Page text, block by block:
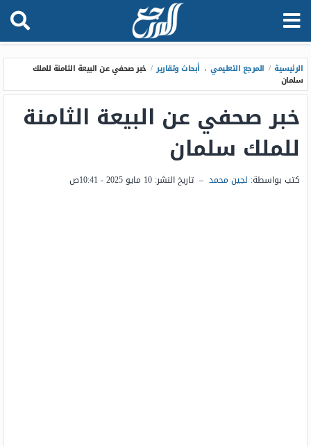
الرئيسية / المرجع التعليمي ، أبحاث وتقارير / خبر صحفي عن البيعة الثامنة للملك
سلمان
خبر صحفي عن البيعة الثامنة
للملك سلمان
كتب بواسطة: لجين محمد – تاريخ النشر: 10 مايو 2025 - 10:41ص